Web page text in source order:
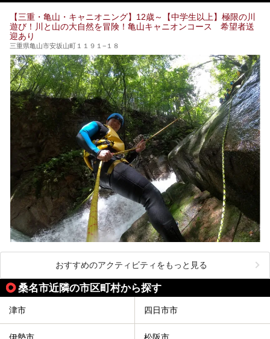
【三重・亀山・キャニオニング】12歳～【中学生以上】極限の川
遊び！川と山の大自然を冒険！亀山キャニオンコース 希望者送
迎あり
三重県亀山市安坂山町１１９１−１８
おすすめのアクティビティをもっと見る
桑名市近隣の市区町村から探す
津市 四日市市